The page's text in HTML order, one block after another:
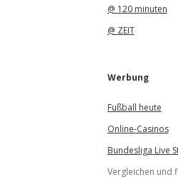
@ 120 minuten
@ ZEIT
Werbung
Fußball heute
Online-Casinos
Bundesliga Live
Vergleichen und